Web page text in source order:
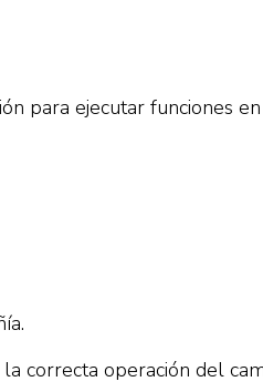
para ejecutar funciones
correcta operación del